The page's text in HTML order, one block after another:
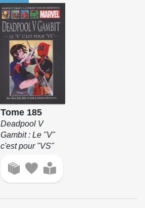
Tome 185
Deadpool V
Gambit : Le "V"
c'est pour "VS"